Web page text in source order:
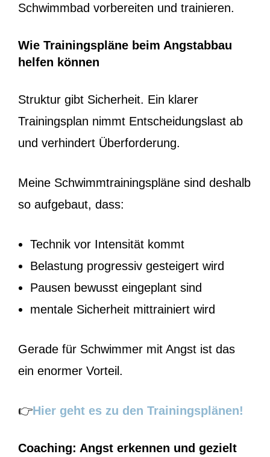
Schwimmbad vorbereiten und trainieren.
Wie Trainingspläne beim Angstabbau
helfen können
Struktur gibt Sicherheit. Ein klarer
Trainingsplan nimmt Entscheidungslast ab
und verhindert Überforderung.
Meine Schwimmtrainingspläne sind deshalb
so aufgebaut, dass:
Technik vor Intensität kommt
Belastung progressiv gesteigert wird
Pausen bewusst eingeplant sind
mentale Sicherheit mittrainiert wird
Gerade für Schwimmer mit Angst ist das
ein enormer Vorteil.
👉Hier geht es zu den Trainingsplänen!
Coaching: Angst erkennen und gezielt